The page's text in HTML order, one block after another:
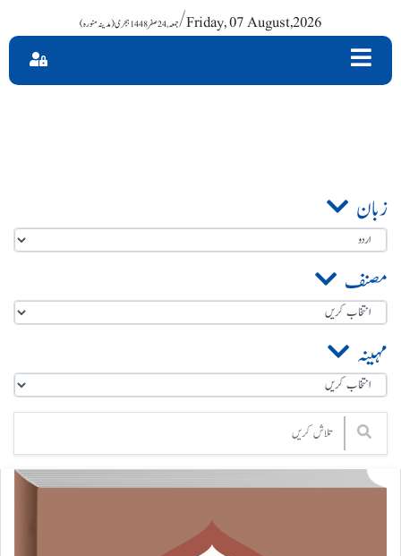
جمعہ , 24 صفر 1448 ہجری (مدینہ منورہ)/ Friday, 07 August,2026
زبان
مصنف
مہینہ